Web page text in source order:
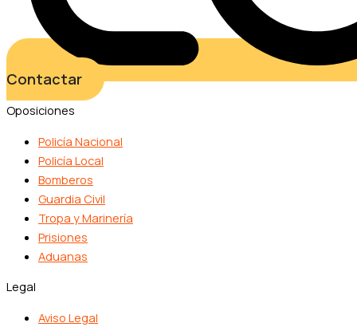
Contactar
Oposiciones
Policía Nacional
Policía Local
Bomberos
Guardia Civil
Tropa y Marinería
Prisiones
Aduanas
Legal
Aviso Legal